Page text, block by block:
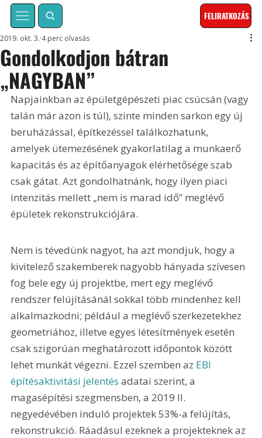
FELIRATKOZÁS
Gondolkodjon bátran
„NAGYBAN”
2019. okt. 3. 4 perc olvasás
Napjainkban az épületgépészeti piac csúcsán (vagy
talán már azon is túl), szinte minden sarkon egy új
beruházással, építkezéssel találkozhatunk,
amelyek ütemezésének gyakorlatilag a munkaerő
kapacitás és az építőanyagok elérhetősége szab
csak gátat. Azt gondolhatnánk, hogy ilyen piaci
intenzitás mellett „nem is marad idő” meglévő
épületek rekonstrukciójára.
Nem is tévedünk nagyot, ha azt mondjuk, hogy a
kivitelező szakemberek nagyobb hányada szívesen
fog bele egy új projektbe, mert egy meglévő
rendszer felújításánál sokkal több mindenhez kell
alkalmazkodni; például a meglévő szerkezetekhez
geometriához, illetve egyes létesítmények esetén
csak szigorúan meghatározott időpontok között
lehet munkát végezni. Ezzel szemben az EBI
építésaktivitási jelentés adatai szerint, a
magasépítési szegmensben, a 2019 II.
negyedévében induló projektek 53%-a felújítás,
rekonstrukció. Ráadásul ezeknek a projekteknek az